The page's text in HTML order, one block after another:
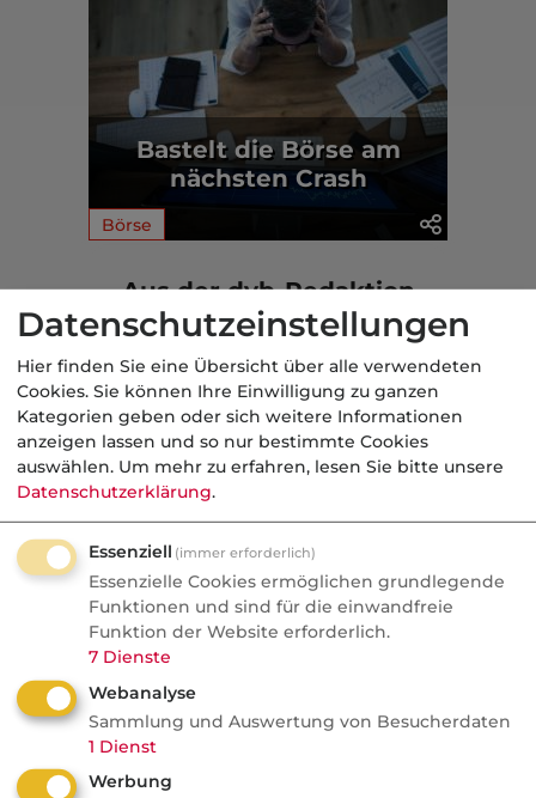
Bastelt die Börse am
nächsten Crash
Börse
Aus der dvb-Redaktion
Politik
Nachrichten
Sorgen um Deutschlands
Kreditwürdigkeit
Die Bundesrepublik gehört zu den rund
einem Dutzend Staaten weltweit, denen
die Ratingagenturen mit der Bestnote
AAA höchste Zahlungsfähigkeit
bescheinigen. Diese Einstufung könnte
jetzt ...
Datenschutzeinstellungen
Hier finden Sie eine Übersicht über alle verwendeten
Cookies. Sie können Ihre Einwilligung zu ganzen
Kategorien geben oder sich weitere Informationen
anzeigen lassen und so nur bestimmte Cookies
auswählen. Um mehr zu erfahren, lesen Sie bitte unsere
Datenschutzerklärung.
Essenziell (immer erforderlich)
Essenzielle Cookies ermöglichen grundlegende
Funktionen und sind für die einwandfreie
Funktion der Website erforderlich.
7 Dienste
Webanalyse
Sammlung und Auswertung von Besucherdaten
1 Dienst
Werbung